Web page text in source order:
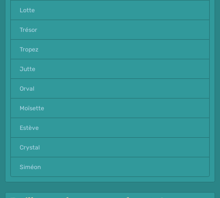
Lotte
Trésor
Tropez
Jutte
Orval
Moïsette
Estève
Crystal
Siméon